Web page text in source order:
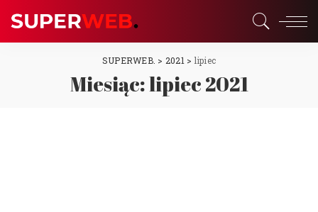
SUPERWEB. > 2021 > lipiec
Miesiąc:lipiec 2021